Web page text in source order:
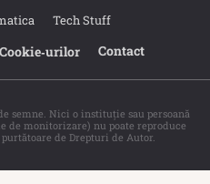
Tech Stuff
Contact
semne. Nici o instituţie sau persoană
monitorizare) nu poate reproduce
de Drepturi de Autor.